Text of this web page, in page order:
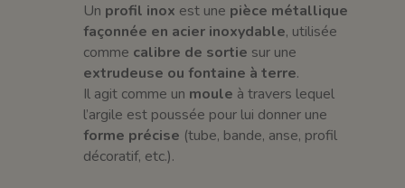
Un profil inox est une pièce métallique
façonnée en acier inoxydable, utilisée
comme calibre de sortie sur une
extrudeuse ou fontaine à terre.
Il agit comme un moule à travers lequel
l’argile est poussée pour lui donner une
forme précise (tube, bande, anse, profil
décoratif, etc.).